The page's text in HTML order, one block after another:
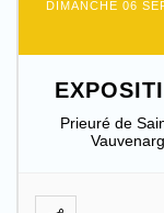
DIMANCHE 06
Prieuré de